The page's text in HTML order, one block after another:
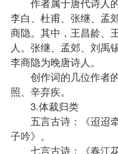
李白、杜甫、张继、孟
商隐。其中，王昌龄、
人。张继、孟郊、刘禹
李商隐为晚唐诗人。
创作词的几位作者的
照、辛弃疾。
3.体裁归类
五言古诗：《迢迢牵
子吟》。
七言古诗：《春江花